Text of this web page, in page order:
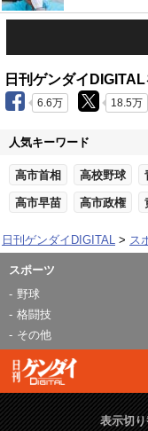
日刊ゲンダイDIGITAL
6.6万 18.5万
人気キーワード
高市首相 高校野球
高市早苗 高市政権
日刊ゲンダイDIGITAL ス
スポーツ
野球
格闘技
その他
表示切